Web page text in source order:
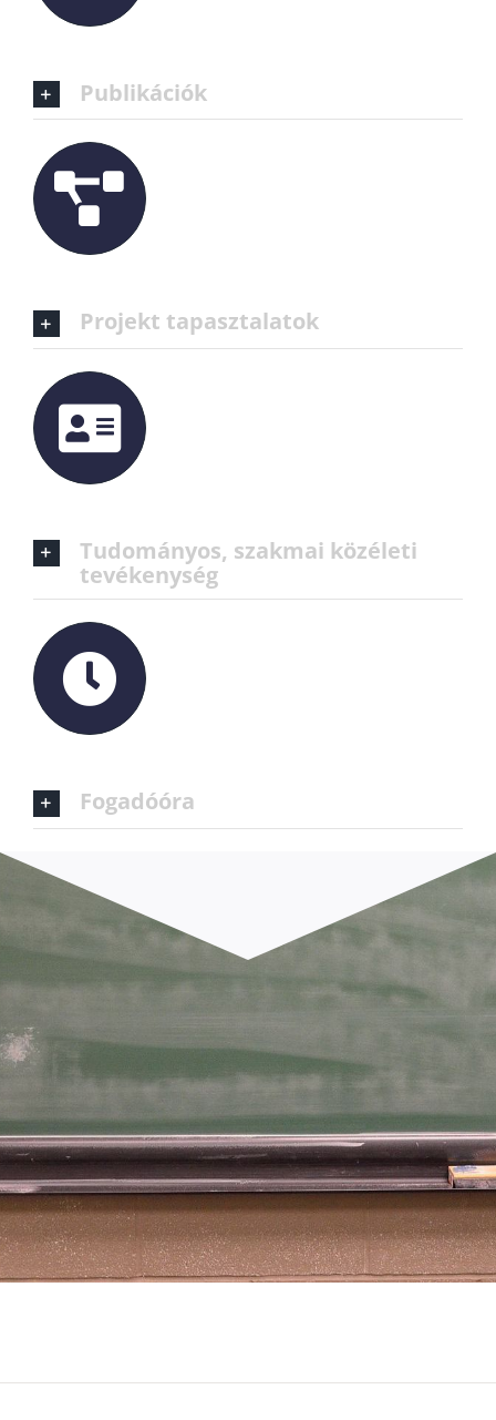
Publikációk
Projekt tapasztalatok
Tudományos, szakmai közéleti
tevékenység
Fogadóóra